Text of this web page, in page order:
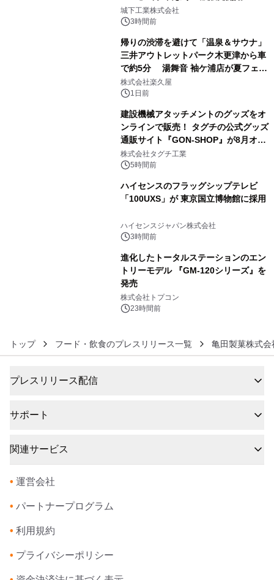
ーブル1本つなぐだけ、テレビの音が
ぐっと豊かに
城下工業株式会社
3時間前
帰りの渋滞を避けて「温泉＆サウナ」
三井アウトレットパーク木更津から車
で約5分 湯舞音 袖ケ浦店が夏フェア
メニューを提供
株式会社楽久屋
1日前
建設機械アタッチメントのグッズをオ
ンラインで販売！ タグチの公式グッズ
通販サイト『GON-SHOP』が8月オー
プン
株式会社タグチ工業
5時間前
ハイセンスのフラッグシップテレビ
「100UXS」が 東京国立博物館に採用
ハイセンスジャパン株式会社
3時間前
進化したトータルステーションのエン
トリーモデル 『GM-120シリーズ』を
発売
株式会社トプコン
23時間前
トップ フード・飲食のプレスリリース一覧 亀田製菓株式会
プレスリリース配信
サポート
関連サービス
• 運営会社
• パートナープログラム
• 利用規約
• プライバシーポリシー